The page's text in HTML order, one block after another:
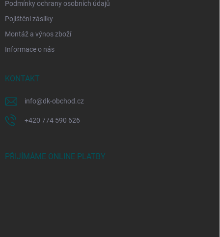
Podmínky ochrany osobních údajů
Pojištění zásilky
Montáž a výnos zboží
Informace o nás
KONTAKT
info@dk-obchod.cz
+420 774 590 626
PŘIJÍMÁME ONLINE PLATBY